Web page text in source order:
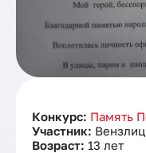
Конкурс: Память
Участник:
Возраст: 13 лет